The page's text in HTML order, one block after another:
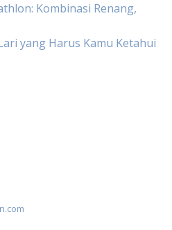
Kombinasi Renang,
yang Harus Kamu Ketahui